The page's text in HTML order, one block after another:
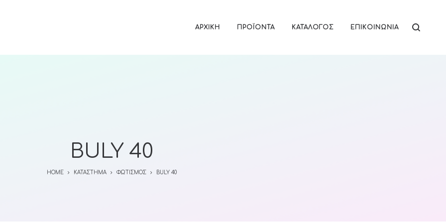
ΑΡΧΙΚΉ ΠΡΟΪΌΝΤΑ ΚΑΤΆΛΟΓΟΣ ΕΠΙΚΟΙΝΩΝΊΑ
BULY 40
HOME ΚΑΤΆΣΤΗΜΑ ΦΩΤΙΣΜΌΣ BULY 40